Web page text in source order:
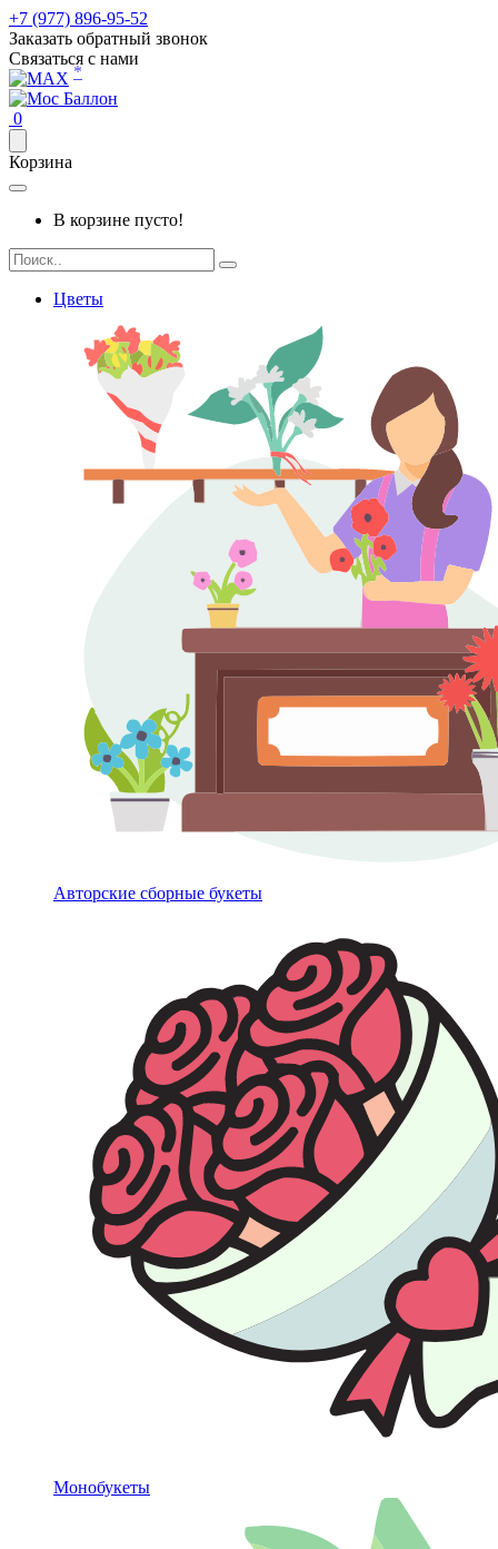
+7 (977) 896-95-52
Заказать обратный звонок
Связаться с нами
*
0
Корзина
В корзине пусто!
Цветы
Авторские сборные букеты
Монобукеты